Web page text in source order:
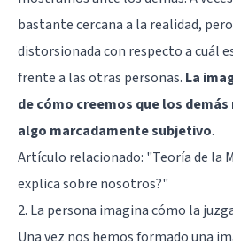
bastante cercana a la realidad,
distorsionada con respecto a cuál
frente a las otras personas. La
de cómo creemos que los demás
algo marcadamente subjetivo.
Artículo relacionado: "Teoría de la
explica sobre nosotros?"
2. La persona imagina cómo la
Una vez nos hemos formado una